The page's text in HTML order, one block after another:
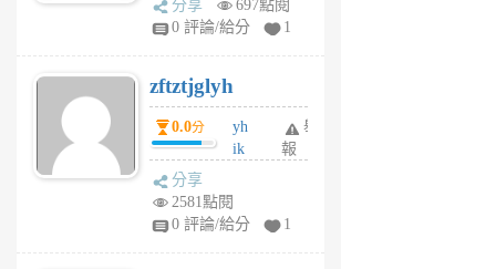
pe
月
前
分享
697點閱
0 評論/給分
1
zftztjglyh
0.0分
yh
ik
tu
舉
報
分享
2581點閱
0 評論/給分
1